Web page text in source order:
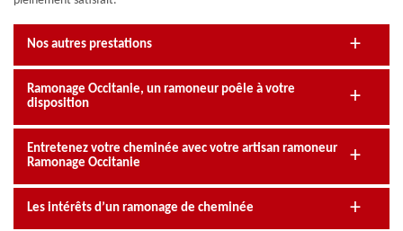
Nos autres prestations
Ramonage Occitanie, un ramoneur poêle à votre
disposition
Entretenez votre cheminée avec votre artisan ramoneur
Ramonage Occitanie
Les intérêts d’un ramonage de cheminée